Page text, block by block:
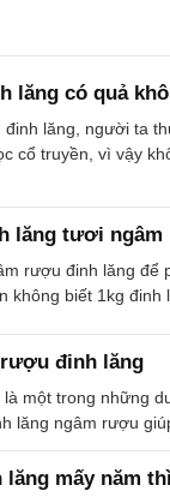
lăng có quả
đinh lăng, người ta
cổ truyền, vì vậy
lăng tươi
rượu đinh lăng để
không biết 1kg
đinh lăng
một trong những
lăng ngâm rượu
lăng mấy năm